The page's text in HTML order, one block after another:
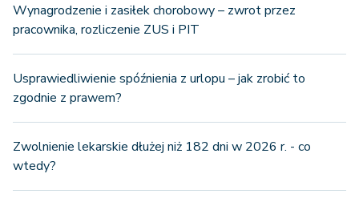
Wynagrodzenie i zasiłek chorobowy – zwrot przez
pracownika, rozliczenie ZUS i PIT
Usprawiedliwienie spóźnienia z urlopu – jak zrobić to
zgodnie z prawem?
Zwolnienie lekarskie dłużej niż 182 dni w 2026 r. - co
wtedy?